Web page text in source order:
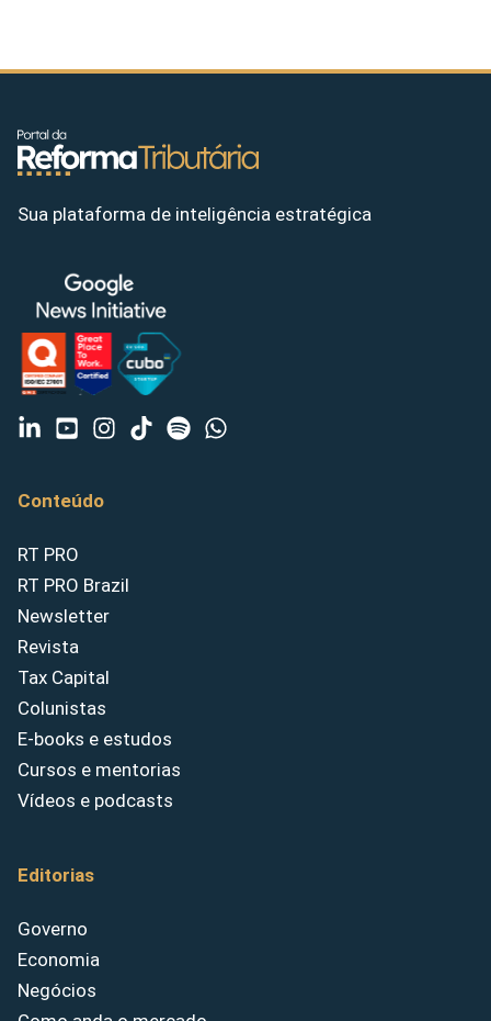
Sua plataforma de inteligência estratégica
Conteúdo
RT PRO
RT PRO Brazil
Newsletter
Revista
Tax Capital
Colunistas
E-books e estudos
Cursos e mentorias
Vídeos e podcasts
Editorias
Governo
Economia
Negócios